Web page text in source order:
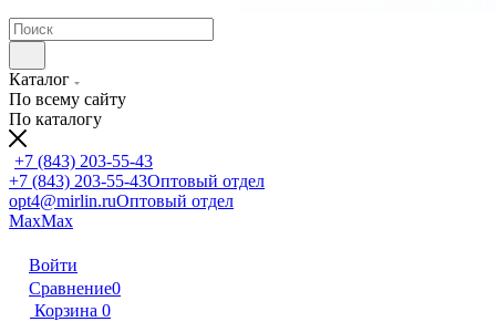
Каталог
По всему сайту
По каталогу
+7 (843) 203-55-43
+7 (843) 203-55-43Оптовый отдел
opt4@mirlin.ruОптовый отдел
MaxMax
Войти
Сравнение0
Корзина 0